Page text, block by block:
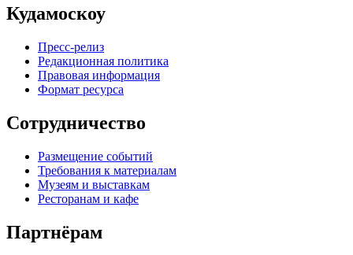
Кудамоскоу
Пресс-релиз
Редакционная политика
Правовая информация
Формат ресурса
Сотрудничество
Размещение событий
Требования к материалам
Музеям и выставкам
Ресторанам и кафе
Партнёрам